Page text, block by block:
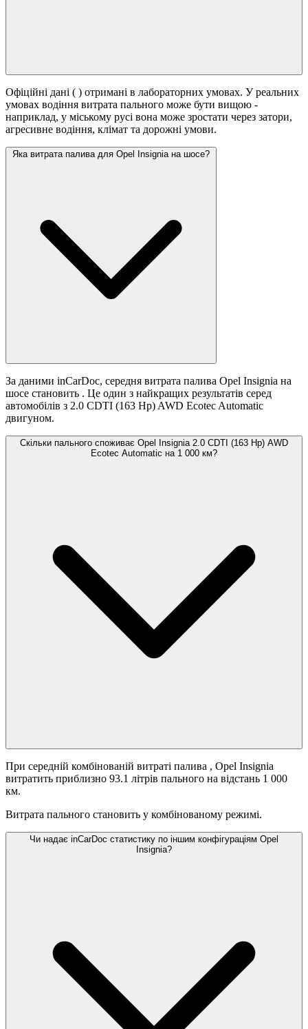
Офіційні дані ( ) отримані в лабораторних умовах. У реальних
умовах водіння витрата пального може бути вищою -
наприклад, у міському русі вона може зростати через затори,
агресивне водіння, клімат та дорожні умови.
Яка витрата палива для Opel Insignia на шосе?
За даними inCarDoc, середня витрата палива Opel Insignia на
шосе становить . Це один з найкращих результатів серед
автомобілів з 2.0 CDTI (163 Hp) AWD Ecotec Automatic
двигуном.
Скільки пального споживає Opel Insignia 2.0 CDTI (163 Hp) AWD
Ecotec Automatic на 1 000 км?
При середній комбінованій витраті палива , Opel Insignia
витратить приблизно 93.1 літрів пального на відстань 1 000
км.
Витрата пального становить у комбінованому режимі.
Чи надає inCarDoc статистику по іншим конфігураціям Opel
Insignia?